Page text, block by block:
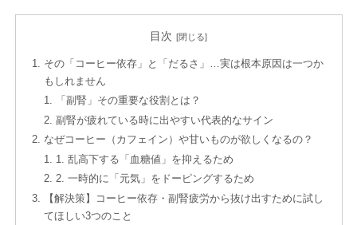
目次
その「コーヒー依存」と「だるさ」…実は根本原因は一つか
もしれません
「副腎」その重要な役割とは？
副腎が疲れている時に出やすい代表的なサイン
なぜコーヒー（カフェイン）や甘いものが欲しくなるの？
1. 乱高下する「血糖値」を抑えるため
2. 一時的に「元気」をドーピングするため
【解決策】コーヒー依存・副腎疲労から抜け出すために試し
てほしい3つのこと